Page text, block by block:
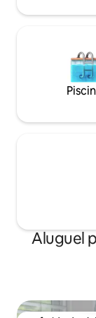
casa. Animais
Aluguel